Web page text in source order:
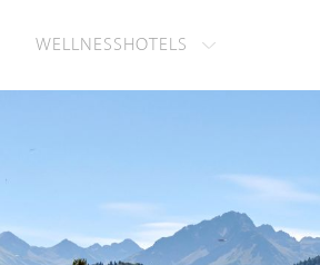
WELLNESSHOTELS